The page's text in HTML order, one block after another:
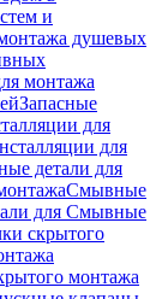
и
душевых
монтажа
Запасные
для
для
детали для
Смывные
для Смывные
скрытого
монтажа